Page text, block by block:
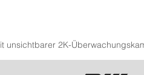
unsichtbarer 2K-